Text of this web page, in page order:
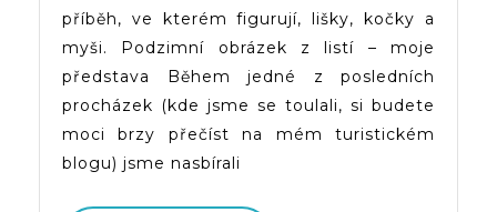
příběh, ve kterém figurují, lišky, kočky a
myši. Podzimní obrázek z listí – moje
představa Během jedné z posledních
procházek (kde jsme se toulali, si budete
moci brzy přečíst na mém turistickém
blogu) jsme nasbírali